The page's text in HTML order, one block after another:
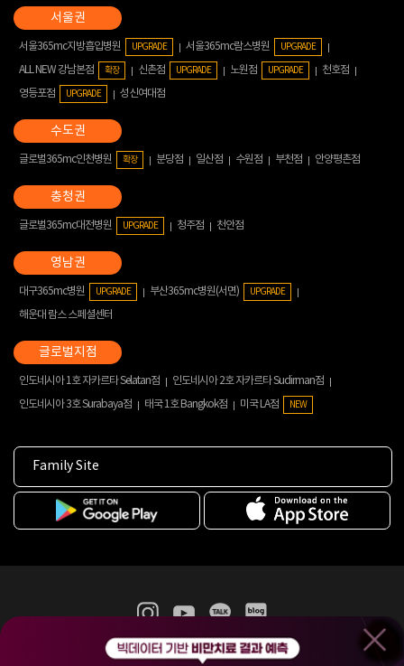
서울365mc지방흡입병원 UPGRADE 서울365mc람스병원 UPGRADE
ALL NEW 강남본점 확장 신촌점 UPGRADE 노원점 UPGRADE
천호점
영등포점
UPGRADE 성신여대점
글로벌365mc인천병원 확장 분당점 일산점 수원점 부천점 안양평촌점
글로벌365mc대전병원 UPGRADE 청주점 천안점
대구365mc병원 UPGRADE 부산365mc병원(서면) UPGRADE
해운대 람스 스페셜센터
인도네시아 1호 자카르타 Selatan점
인도네시아 2호 자카르타 Sudirman점
인도네시아 3호 Surabaya점
태국 1호 Bangkok점 미국 LA점 NEW
Family Site
365mc 병·의원 이용약관
홈페이지 이용약관